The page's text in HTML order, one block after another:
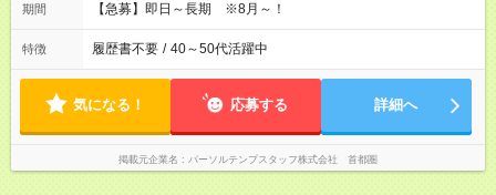
期間 【急募】即日～長期 ※8月～！
特徴 履歴書不要 / 40～50代活躍中
気になる！ 応募する 詳細へ
掲載元企業名 パーソルテンプスタッフ株式会社 首都圏